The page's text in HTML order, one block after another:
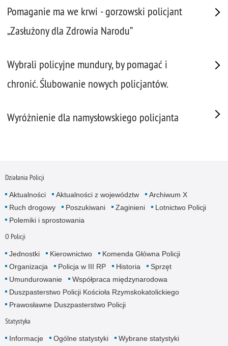
Pomaganie ma we krwi - gorzowski policjant
„Zasłużony dla Zdrowia Narodu”
Wybrali policyjne mundury, by pomagać i
chronić. Ślubowanie nowych policjantów.
Wyróżnienie dla namysłowskiego policjanta
Działania Policji
Aktualności Aktualności z województw
Archiwum X
Ruch drogowy
Poszukiwani Zaginieni
Lotnictwo Policji
Polemiki i sprostowania
O Policji
Jednostki Kierownictwo
Komenda Główna Policji
Organizacja
Policja w III RP Historia
Sprzęt
Umundurowanie
Współpraca międzynarodowa
Duszpasterstwo Policji Kościoła Rzymskokatolickiego
Prawosławne Duszpasterstwo Policji
Statystyka
Informacje Ogólne statystyki
Wybrane statystyki